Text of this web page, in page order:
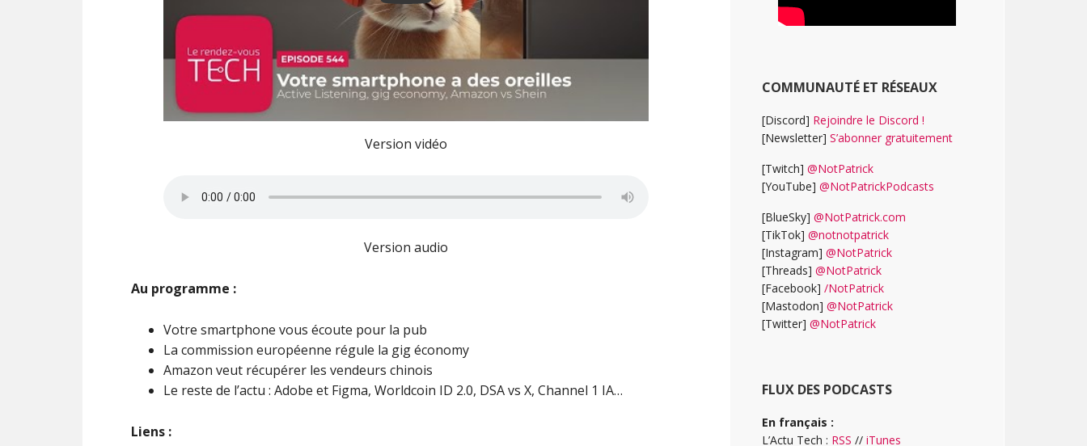
Version vidéo
Version audio
Au programme :
Votre smartphone vous écoute pour la pub
La commission européenne régule la gig économy
Amazon veut récupérer les vendeurs chinois
Le reste de l’actu : Adobe et Figma, Worldcoin ID 2.0, DSA vs X, Channel 1 IA…
Liens :
COMMUNAUTÉ ET RÉSEAUX
[Discord] Rejoindre le Discord !
[Newsletter] S’abonner gratuitement
[Twitch] @NotPatrick
[YouTube] @NotPatrickPodcasts
[BlueSky] @NotPatrick.com
[TikTok] @notnotpatrick
[Instagram] @NotPatrick
[Threads] @NotPatrick
[Facebook] /NotPatrick
[Mastodon] @NotPatrick
[Twitter] @NotPatrick
FLUX DES PODCASTS
En français :
L’Actu Tech : RSS // iTunes